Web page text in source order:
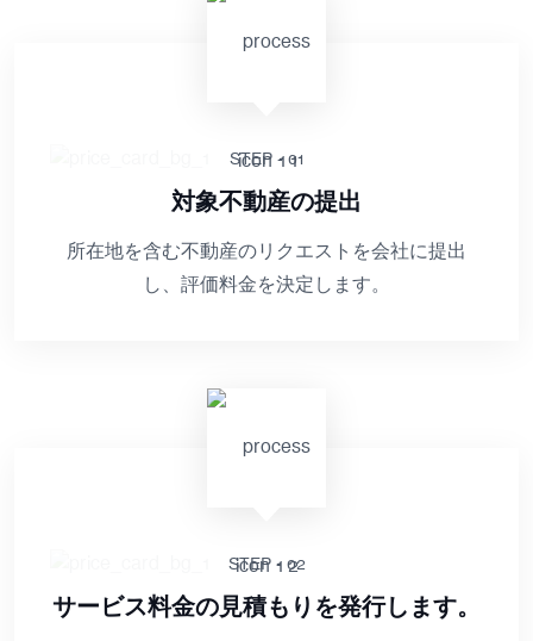
STEP - 01
対象不動産の提出
所在地を含む不動産のリクエストを会社に提出
し、評価料金を決定します。
STEP - 02
サービス料金の見積もりを発行します。